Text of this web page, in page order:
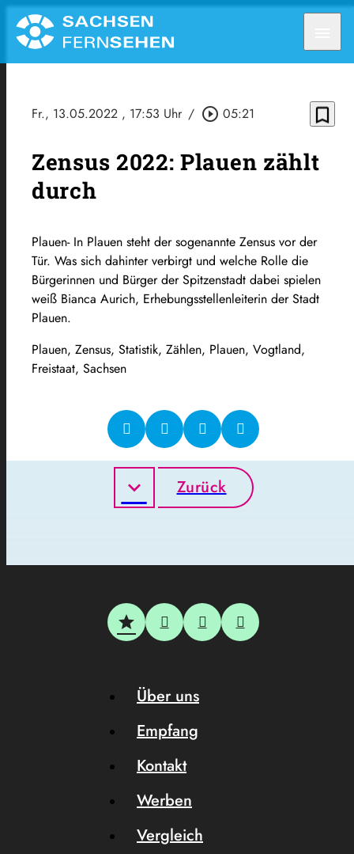
Fr., 13.05.2022 , 17:53 Uhr / play_circle_outline 05:21 bookmark_border
Zensus 2022: Plauen zählt
durch
Plauen- In Plauen steht der sogenannte Zensus vor der
Tür. Was sich dahinter verbirgt und welche Rolle die
Bürgerinnen und Bürger der Spitzenstadt dabei spielen
weiß Bianca Aurich, Erhebungsstellenleiterin der Stadt
Plauen.
Plauen, Zensus, Statistik, Zählen, Plauen, Vogtland,
Freistaat, Sachsen
Zurück
Über uns
Empfang
Kontakt
Werben
Vergleich